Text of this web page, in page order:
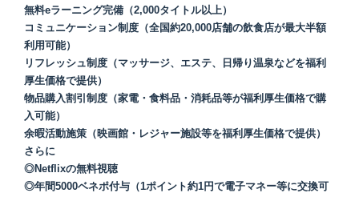
無料eラーニング完備（2,000タイトル以上）
コミュニケーション制度（全国約20,000店舗の飲食店が最大半額
利用可能）
リフレッシュ制度（マッサージ、エステ、日帰り温泉などを福利
厚生価格で提供）
物品購入割引制度（家電・食料品・消耗品等が福利厚生価格で購
入可能）
余暇活動施策（映画館・レジャー施設等を福利厚生価格で提供）
さらに
◎Netflixの無料視聴
◎年間5000ベネポ付与（1ポイント約1円で電子マネー等に交換可